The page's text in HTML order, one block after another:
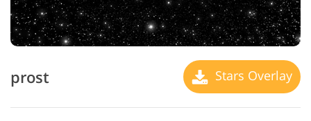
prost Stars Overlay